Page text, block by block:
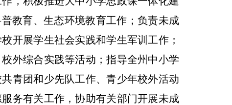
教育、生态环境教育工作；负责未成
开展学生社会实践和学生军训工作；
外综合实践等活动；指导全州中小学
青团和少先队工作、青少年校外活动
务有关工作，协助有关部门开展未成